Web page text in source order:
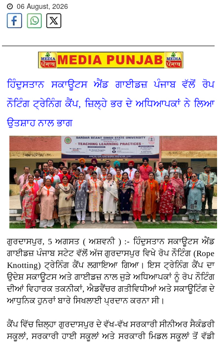
06 August, 2026
ਹਿੰਦੁਸਤਾਨ ਸਕਾਊਟਸ ਐਂਡ ਗਾਈਡਜ਼ ਪੰਜਾਬ ਵੱਲੋਂ ਰੋਪ
ਨੌਟਿੰਗ ਟ੍ਰੇਨਿੰਗ ਕੈਂਪ, ਜ਼ਿਲ੍ਹੇ ਭਰ ਦੇ ਅਧਿਆਪਕਾਂ ਨੇ ਲਿਆ
ਉਤਸ਼ਾਹ ਨਾਲ ਭਾਗ
ਗੁਰਦਾਸਪੁਰ, 5 ਅਗਸਤ ( ਅਸ਼ਵਨੀ ) :- ਹਿੰਦੁਸਤਾਨ ਸਕਾਊਟਸ ਐਂਡ
ਗਾਈਡਜ਼ ਪੰਜਾਬ ਸਟੇਟ ਵੱਲੋਂ ਅੱਜ ਗੁਰਦਾਸਪੁਰ ਵਿਖੇ ਰੋਪ ਨੌਟਿੰਗ (Rope
Knotting) ਟ੍ਰੇਨਿੰਗ ਕੈਂਪ ਲਗਾਇਆ ਗਿਆ। ਇਸ ਟ੍ਰੇਨਿੰਗ ਕੈਂਪ ਦਾ
ਉਦੇਸ਼ ਸਕਾਊਟਸ ਅਤੇ ਗਾਈਡਜ਼ ਨਾਲ ਜੁੜੇ ਅਧਿਆਪਕਾਂ ਨੂੰ ਰੋਪ ਨੌਟਿੰਗ
ਦੀਆਂ ਵਿਹਾਰਕ ਤਕਨੀਕਾਂ, ਐਡਵੈਂਚਰ ਗਤੀਵਿਧੀਆਂ ਅਤੇ ਸਕਾਊਟਿੰਗ ਦੇ
ਆਧੁਨਿਕ ਹੁਨਰਾਂ ਬਾਰੇ ਸਿਖਲਾਈ ਪ੍ਰਦਾਨ ਕਰਨਾ ਸੀ।
ਕੈਂਪ ਵਿੱਚ ਜ਼ਿਲ੍ਹਾ ਗੁਰਦਾਸਪੁਰ ਦੇ ਵੱਖ-ਵੱਖ ਸਰਕਾਰੀ ਸੀਨੀਅਰ ਸੈਕੰਡਰੀ
ਸਕੂਲਾਂ, ਸਰਕਾਰੀ ਹਾਈ ਸਕੂਲਾਂ ਅਤੇ ਸਰਕਾਰੀ ਮਿਡਲ ਸਕੂਲਾਂ ਤੋਂ ਵੱਡੀ